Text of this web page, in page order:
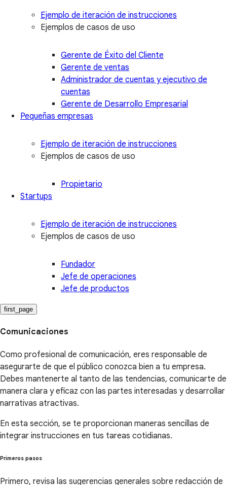
Ejemplo de iteración de instrucciones
Ejemplos de casos de uso
Gerente de Éxito del Cliente
Gerente de ventas
Administrador de cuentas y ejecutivo de
cuentas
Gerente de Desarrollo Empresarial
Pequeñas empresas
Ejemplo de iteración de instrucciones
Ejemplos de casos de uso
Propietario
Startups
Ejemplo de iteración de instrucciones
Ejemplos de casos de uso
Fundador
Jefe de operaciones
Jefe de productos
first_page
Comunicaciones
Como profesional de comunicación, eres responsable de
asegurarte de que el público conozca bien a tu empresa.
Debes mantenerte al tanto de las tendencias, comunicarte de
manera clara y eficaz con las partes interesadas y desarrollar
narrativas atractivas.
En esta sección, se te proporcionan maneras sencillas de
integrar instrucciones en tus tareas cotidianas.
Primeros pasos
Primero, revisa las sugerencias generales sobre redacción de